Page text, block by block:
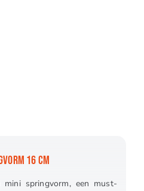
16 CM
springvorm, een must-